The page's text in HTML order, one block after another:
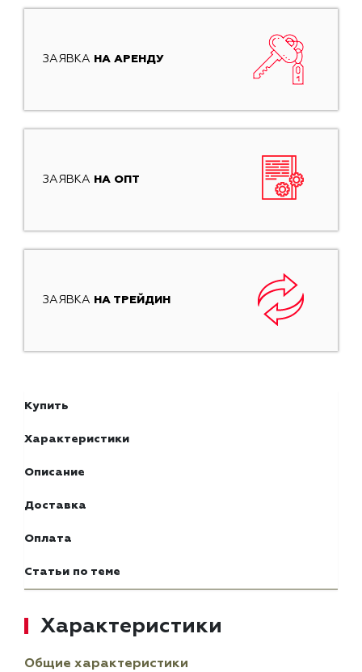
ЗАЯВКА НА АРЕНДУ
ЗАЯВКА НА ОПТ
ЗАЯВКА НА ТРЕЙДИН
Купить
Характеристики
Описание
Доставка
Оплата
Статьи по теме
Характеристики
Общие характеристики